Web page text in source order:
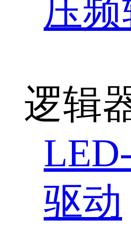
压
逻辑
驱动